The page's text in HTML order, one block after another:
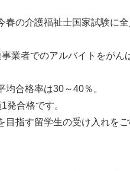
春の介護福祉士国家試験に
業者でのアルバイトをがん
合格率は30～40％。
発合格です。
目指す留学生の受け入れを